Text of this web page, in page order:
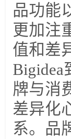
品功能
更加注
值和差
Bigidea
牌与消
差异化
系。品